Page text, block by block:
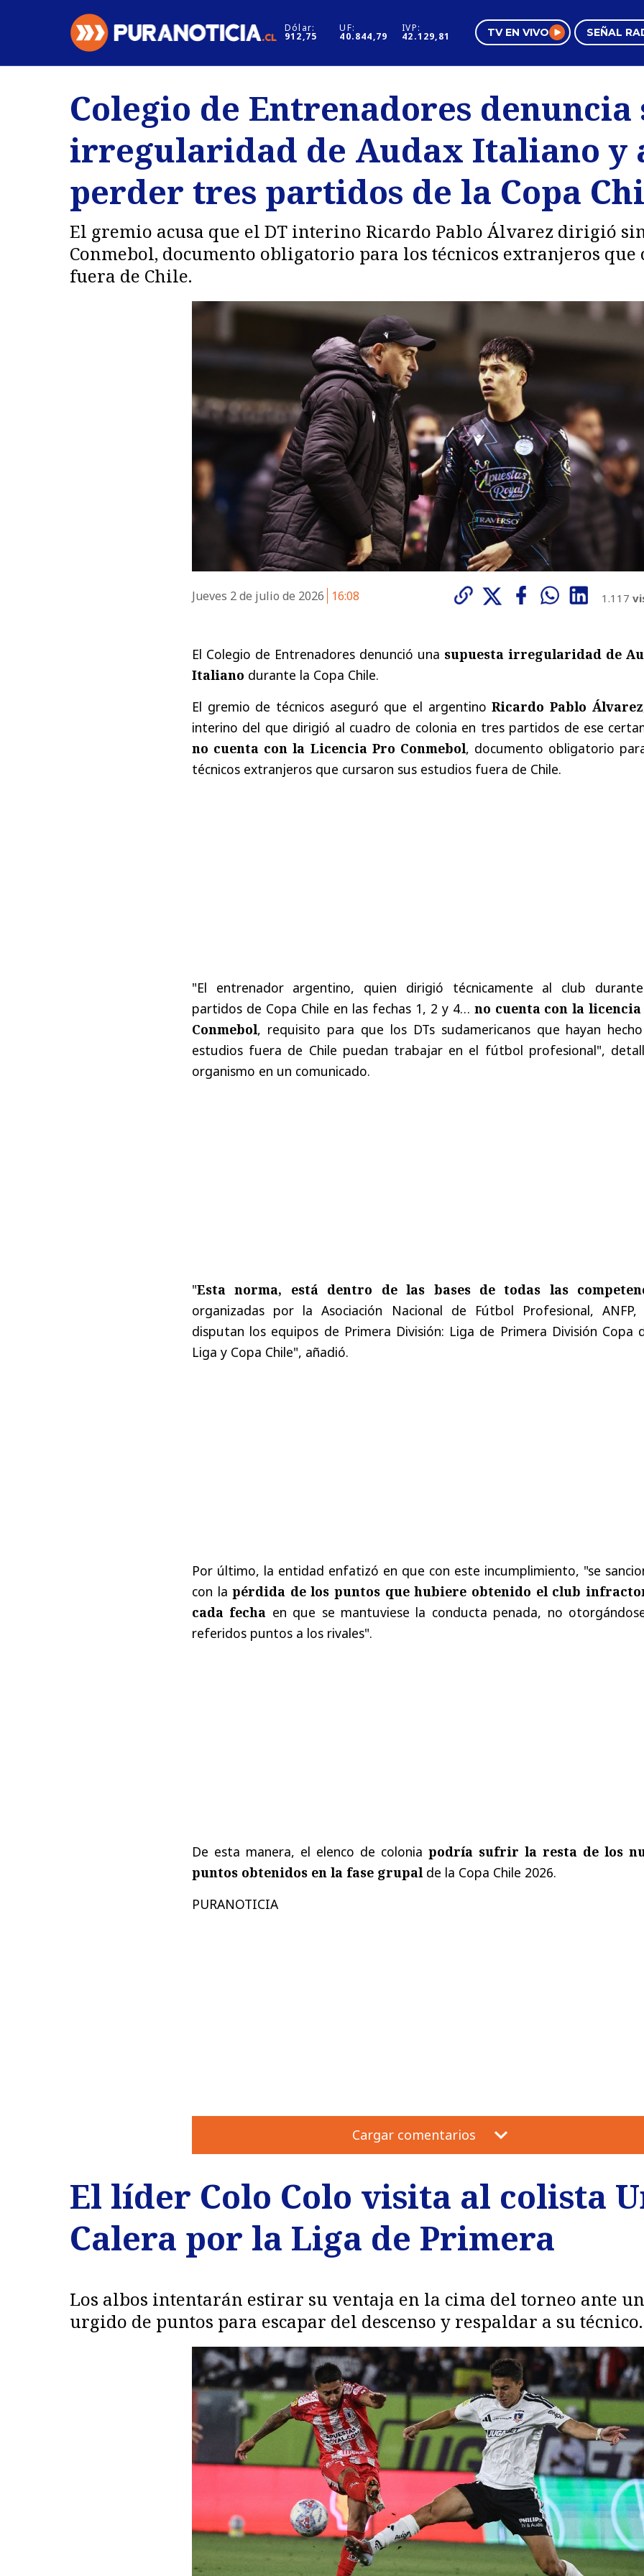
Dólar:
912,75
UF:
40.844,79
IVP:
42.129,81 TV EN VIVO SEÑAL
Regiones
Deportes
Internacional
Motores
Negocios
Pura Mujer
Colegio de Entrenadores denuncia
irregularidad de Audax Italiano y
perder tres partidos de la Copa
El gremio acusa que el DT interino Ricardo Pablo Álvarez dirigió
Conmebol, documento obligatorio para los técnicos extranjeros que
fuera de Chile.
Jueves 2 de julio de 2026 16:08 1.117
El Colegio de Entrenadores denunció una supuesta irregularidad de
Italiano durante la Copa Chile.
El gremio de técnicos aseguró que el argentinoRicardo Pablo Álvarez
interino del que dirigió al cuadro de colonia en tres partidos de ese
no cuenta con la Licencia Pro Conmebol, documento obligatorio
técnicos extranjeros que cursaron sus estudios fuera de Chile.
"El entrenador argentino, quien dirigió técnicamente al club
partidos de Copa Chile en las fechas 1, 2 y 4… no cuenta con la licencia
Conmebol, requisito para que los DTs sudamericanos que hayan
estudios fuera de Chile puedan trabajar en el fútbol profesional",
organismo en un comunicado.
"Esta norma, está dentro de las bases de todas las
organizadas por la Asociación Nacional de Fútbol Profesional, ANFP,
disputan los equipos de Primera División: Liga de Primera División Copa
Liga y Copa Chile", añadió.
Por último, la entidad enfatizó en que con este incumplimiento, "se
con lapérdida de los puntos que hubiere obtenido el club
cada fecha en que se mantuviese la conducta penada, no
referidos puntos a los rivales".
De esta manera, el elenco de coloniapodría sufrir la resta de los
puntos obtenidos en la fase grupal de la Copa Chile 2026.
PURANOTICIA
Cargar comentarios
El líder Colo Colo visita al colista
Calera por la Liga de Primera
Los albos intentarán estirar su ventaja en la cima del torneo ante
urgido de puntos para escapar del descenso y respaldar a su técnico.